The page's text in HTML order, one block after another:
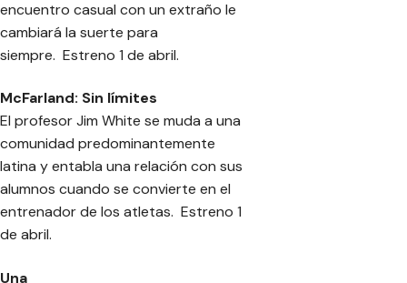
encuentro casual con un extraño le
cambiará la suerte para
siempre. Estreno 1 de abril.
McFarland: Sin límites
El profesor Jim White se muda a una
comunidad predominantemente
latina y entabla una relación con sus
alumnos cuando se convierte en el
entrenador de los atletas. Estreno 1
de abril.
Una